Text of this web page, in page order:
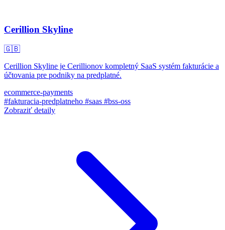
Cerillion Skyline
🇬🇧
Cerillion Skyline je Cerillionov kompletný SaaS systém fakturácie a
účtovania pre podniky na predplatné.
ecommerce-payments
#fakturacia-predplatneho #saas #bss-oss
Zobraziť detaily